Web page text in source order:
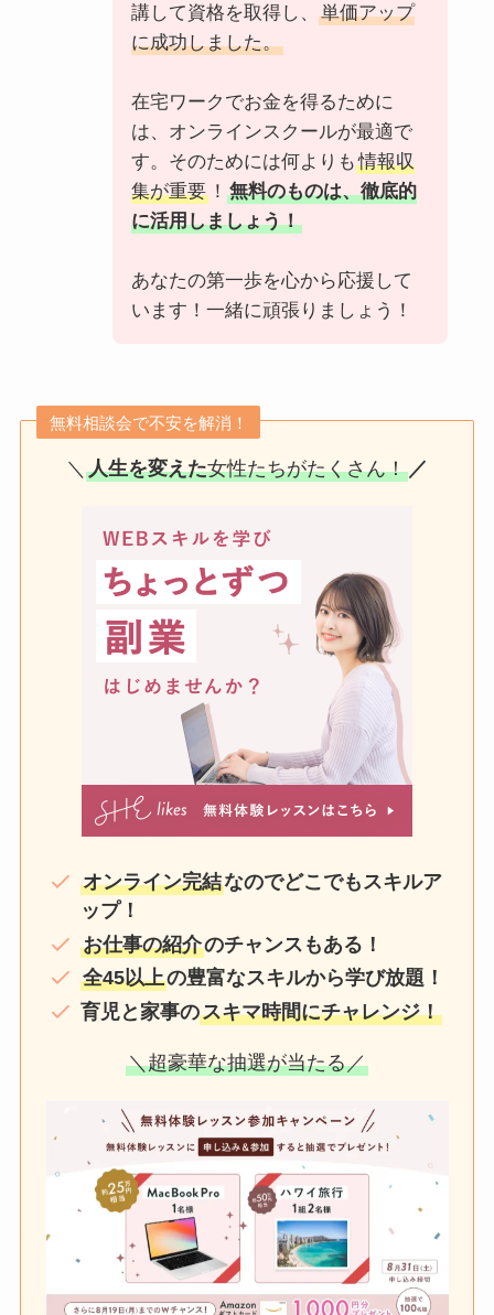
講して資格を取得し、
単価アップ
に成功しました。
在宅ワークでお金を得るために
は、オンラインスクールが最適で
す。そのためには何よりも 情報収
集が重要！ 無料のものは、徹底的
に活用しましょう！
あなたの第一歩を心から応援して
います！一緒に頑張りましょう！
無料相談会で不安を解消！
＼ 人生を変えた女性たちがたくさん！ ／
オンライン完結なのでどこでもスキルア
ップ！
お仕事の紹介のチャンスもある！
全45以上の豊富なスキルから学び放題！
育児と家事のスキマ時間にチャレンジ！
＼超豪華な抽選が当たる／